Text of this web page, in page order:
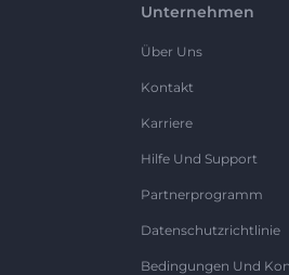
Unternehmen
Über Uns
Kontakt
Karriere
Hilfe Und Support
Partnerprogramm
Datenschutzrichtlinie
Bedingungen Und